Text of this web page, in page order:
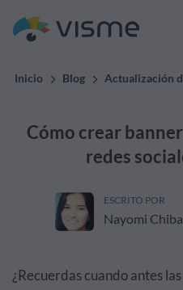
Inicio Blog Actualización
Cómo crear
redes
ESCRITO POR
Nayomi
¿Recuerdas cuando antes